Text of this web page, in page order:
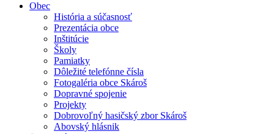
Obec
História a súčasnosť
Prezentácia obce
Inštitúcie
Školy
Pamiatky
Dôležité telefónne čísla
Fotogaléria obce Skároš
Dopravné spojenie
Projekty
Dobrovoľný hasičský zbor Skároš
Abovský hlásnik